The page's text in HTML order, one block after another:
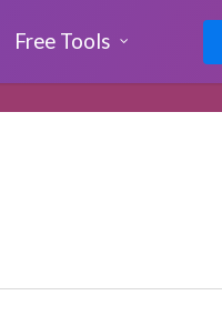
Free Tools